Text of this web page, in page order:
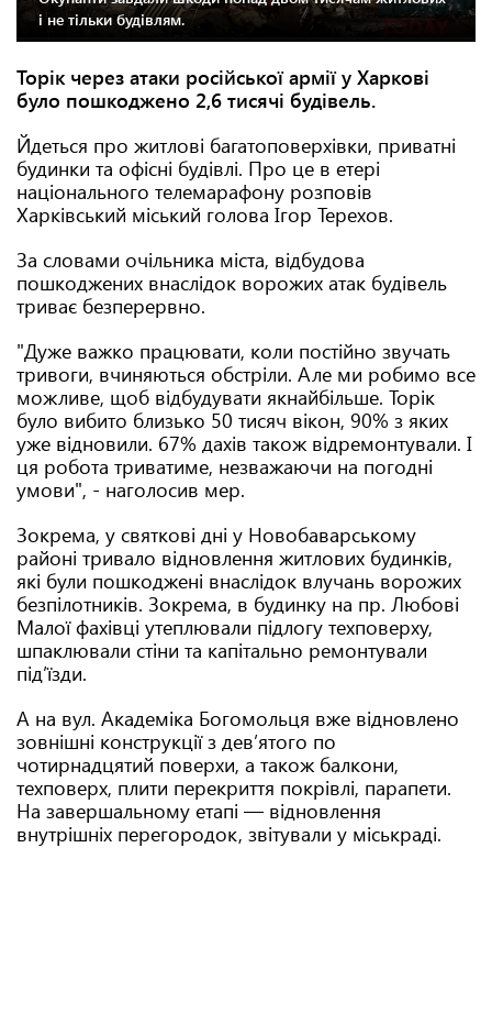
і не тільки будівлям.
Торік через атаки російської армії у Харкові
було пошкоджено 2,6 тисячі будівель.
Йдеться про житлові багатоповерхівки, приватні
будинки та офісні будівлі. Про це в етері
національного телемарафону розповів
Харківський міський голова Ігор Терехов.
За словами очільника міста, відбудова
пошкоджених внаслідок ворожих атак будівель
триває безперервно.
"Дуже важко працювати, коли постійно звучать
тривоги, вчиняються обстріли. Але ми робимо все
можливе, щоб відбудувати якнайбільше. Торік
було вибито близько 50 тисяч вікон, 90% з яких
уже відновили. 67% дахів також відремонтували. І
ця робота триватиме, незважаючи на погодні
умови", - наголосив мер.
Зокрема, у святкові дні у Новобаварському
районі тривало відновлення житлових будинків,
які були пошкоджені внаслідок влучань ворожих
безпілотників. Зокрема, в будинку на пр. Любові
Малої фахівці утеплювали підлогу техповерху,
шпаклювали стіни та капітально ремонтували
підʼїзди.
А на вул. Академіка Богомольця вже відновлено
зовнішні конструкції з дев’ятого по
чотирнадцятий поверхи, а також балкони,
техповерх, плити перекриття покрівлі, парапети.
На завершальному етапі — відновлення
внутрішніх перегородок, звітували у міськраді.